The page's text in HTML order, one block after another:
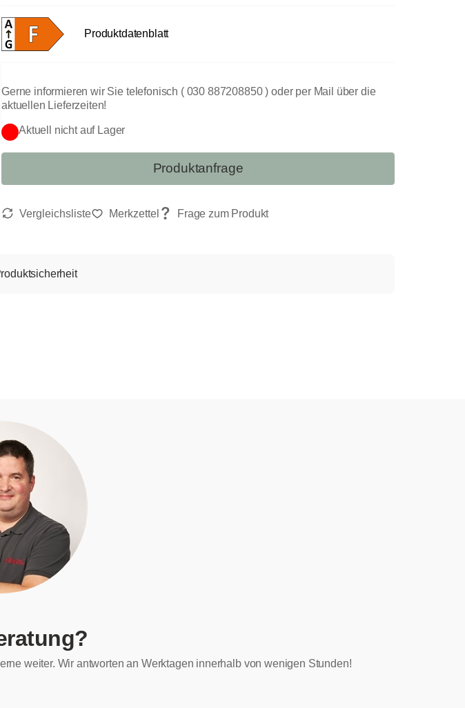
Produktdatenblatt
Aktuell nicht auf Lager
Gerne informieren wir Sie telefonisch ( 030 887208850 ) oder per Mail über die
aktuellen Lieferzeiten!
Produktanfrage
weiter. Wir antworten an Werktagen innerhalb von wenigen Stunden!